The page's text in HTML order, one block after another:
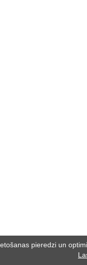
pieredzi un